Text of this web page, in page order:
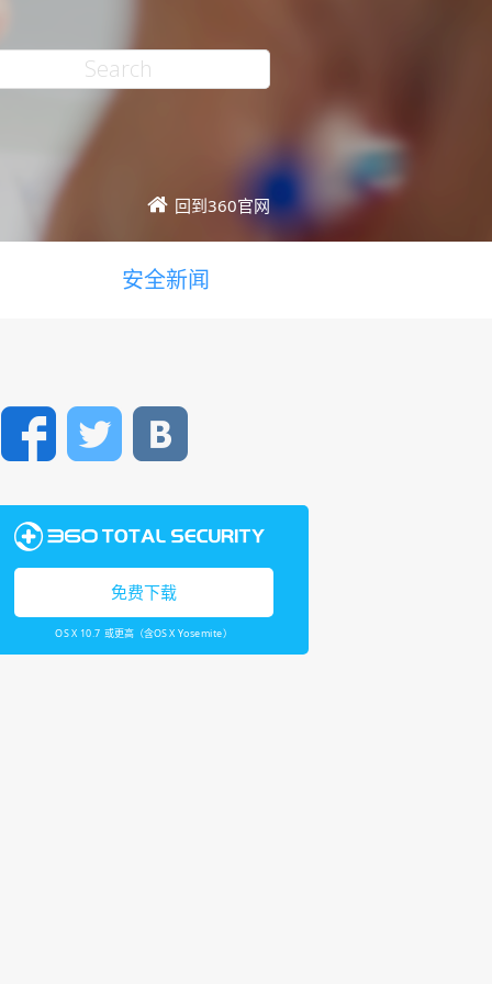
回到360官网
安全新闻
FacebookTwitter
免费下载
OS X 10.7 或更高（含OS X Yosemite）